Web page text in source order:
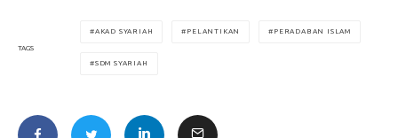
TAGS
AKAD SYARIAH PELANTIKAN PERADABAN ISLAM
SDM SYARIAH